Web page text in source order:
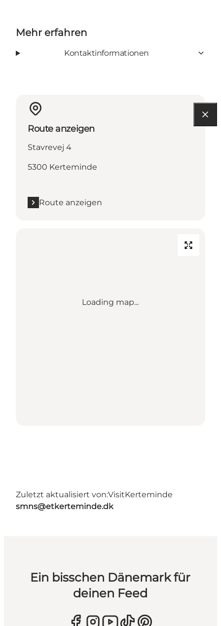
Mehr erfahren
Kontaktinformationen
Route anzeigen
Stavrevej 4
5300 Kerteminde
Route anzeigen
Loading map...
Zuletzt aktualisiert von:VisitKerteminde
smns@etkerteminde.dk
Ein bisschen Dänemark für
deinen Feed